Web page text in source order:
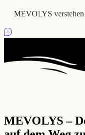
MEVOLYS verstehen
MEVOLYS –